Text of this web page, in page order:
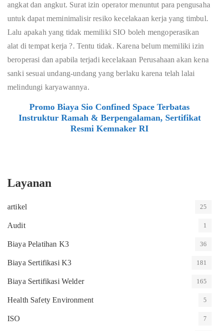
angkat dan angkut. Surat izin operator menuntut para pengusaha
untuk dapat meminimalisir resiko kecelakaan kerja yang timbul.
Lalu apakah yang tidak memiliki SIO boleh mengoperasikan
alat di tempat kerja ?. Tentu tidak. Karena belum memiliki izin
beroperasi dan apabila terjadi kecelakaan Perusahaan akan kena
sanki sesuai undang-undang yang berlaku karena telah lalai
melindungi karyawannya.
Promo Biaya Sio Confined Space Terbatas
Instruktur Ramah & Berpengalaman, Sertifikat
Resmi Kemnaker RI
Layanan
artikel 25
Audit 1
Biaya Pelatihan K3 36
Biaya Sertifikasi K3 181
Biaya Sertifikasi Welder 165
Health Safety Environment 5
ISO 7